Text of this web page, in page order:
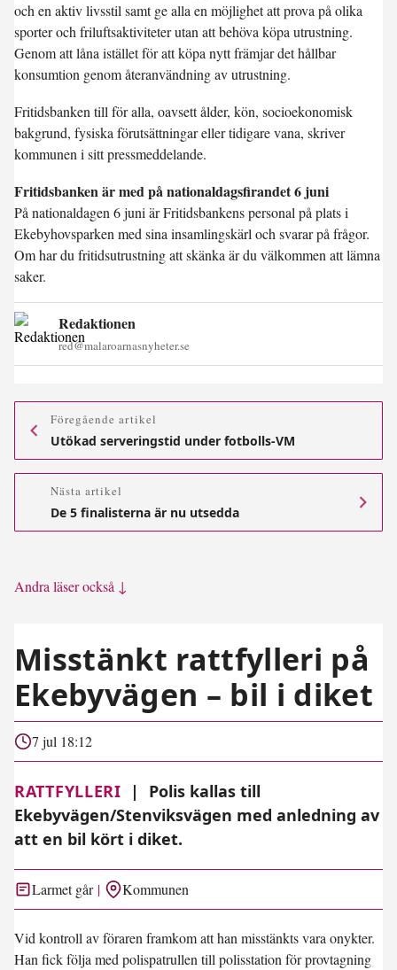
och en aktiv livsstil samt ge alla en möjlighet att prova på olika
sporter och friluftsaktiviteter utan att behöva köpa utrustning.
Genom att låna istället för att köpa nytt främjar det hållbar
konsumtion genom återanvändning av utrustning.
Fritidsbanken till för alla, oavsett ålder, kön, socioekonomisk
bakgrund, fysiska förutsättningar eller tidigare vana, skriver
kommunen i sitt pressmeddelande.
Fritidsbanken är med på nationaldagsfirandet 6 juni
På nationaldagen 6 juni är Fritidsbankens personal på plats i
Ekebyhovsparken med sina insamlingskärl och svarar på frågor.
Om har du fritidsutrustning att skänka är du välkommen att lämna
saker.
Redaktionen
red@malaroarnasnyheter.se
Föregående artikel
Utökad serveringstid under fotbolls-VM
Nästa artikel
De 5 finalisterna är nu utsedda
Andra läser också ↓
Misstänkt rattfylleri på
Ekebyvägen – bil i diket
7 jul 18:12
RATTFYLLERI |
Polis kallas till
Ekebyvägen/Stenviksvägen med anledning av
att en bil kört i diket.
Larmet går Kommunen
Vid kontroll av föraren framkom att han misstänkts vara onykter.
Han fick följa med polispatrullen till polisstation för provtagning